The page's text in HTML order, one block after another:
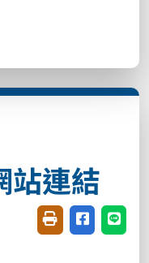
站連結
友善列印(開新視
分享至臉書
分享